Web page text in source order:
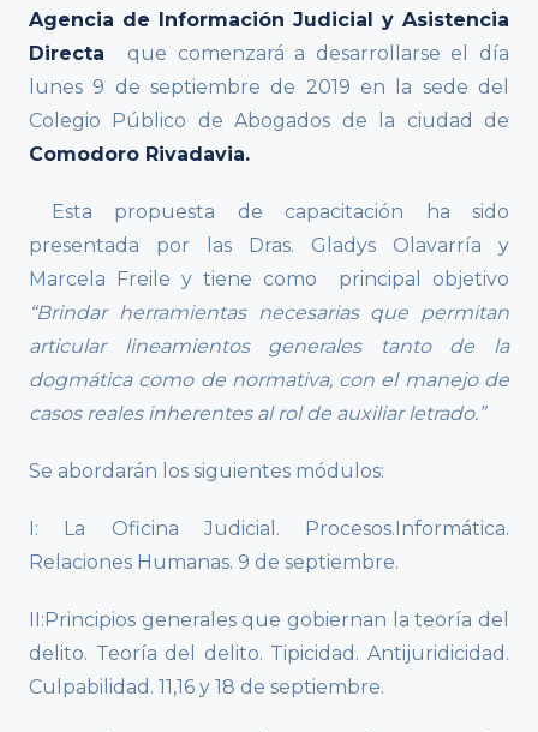
Agencia de Información Judicial y Asistencia
Directa que comenzará a desarrollarse el día
lunes 9 de septiembre de 2019 en la sede del
Colegio Público de Abogados de la ciudad de
Comodoro Rivadavia.
Esta propuesta de capacitación ha sido
presentada por las Dras. Gladys Olavarría y
Marcela Freile y tiene como principal objetivo
“Brindar herramientas necesarias que permitan
articular lineamientos generales tanto de la
dogmática como de normativa, con el manejo de
casos reales inherentes al rol de auxiliar letrado.”
Se abordarán los siguientes módulos:
I: La Oficina Judicial. Procesos.Informática.
Relaciones Humanas. 9 de septiembre.
II:Principios generales que gobiernan la teoría del
delito. Teoría del delito. Tipicidad. Antijuridicidad.
Culpabilidad. 11,16 y 18 de septiembre.